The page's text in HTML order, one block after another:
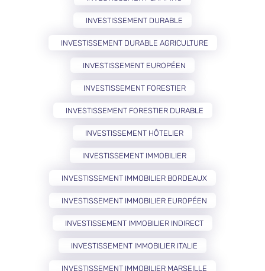
INVESTISSEMENT DURABLE
INVESTISSEMENT DURABLE AGRICULTURE
INVESTISSEMENT EUROPÉEN
INVESTISSEMENT FORESTIER
INVESTISSEMENT FORESTIER DURABLE
INVESTISSEMENT HÔTELIER
INVESTISSEMENT IMMOBILIER
INVESTISSEMENT IMMOBILIER BORDEAUX
INVESTISSEMENT IMMOBILIER EUROPÉEN
INVESTISSEMENT IMMOBILIER INDIRECT
INVESTISSEMENT IMMOBILIER ITALIE
INVESTISSEMENT IMMOBILIER MARSEILLE